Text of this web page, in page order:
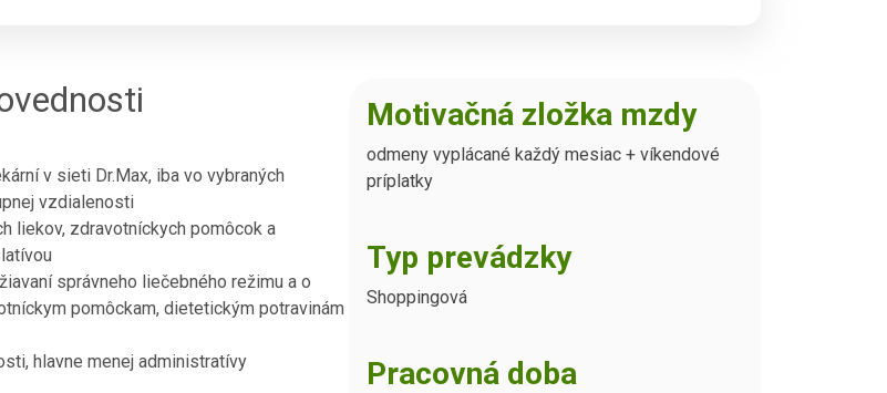
v sieti Dr.Max, iba vo vybraných
vzdialenosti
liekov, zdravotníckych pomôcok a
správneho liečebného režimu a o
pomôckam, dietetickým potravinám
hlavne menej administratívy
Motivačná zložka mzdy
odmeny vyplácané každý mesiac + víkendové
príplatky
Typ prevádzky
Shoppingová
Pracovná doba